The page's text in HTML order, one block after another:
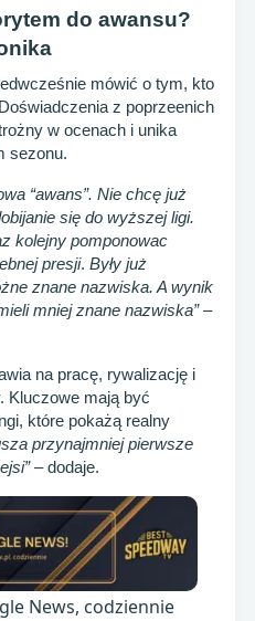
do awansu?
mówić o tym, kto
z poprzeenich
w ocenach i unika
sezonu.
“awans”. Nie chcę już
się do wyższej ligi.
kolejny pomponowac
presji. Były już
znane nazwiska. A wynik
mniej znane nazwiska”–
na pracę, rywalizację i
Kluczowe mają być
które pokażą realny
przynajmniej pierwsze
– dodaje.
News, codziennie